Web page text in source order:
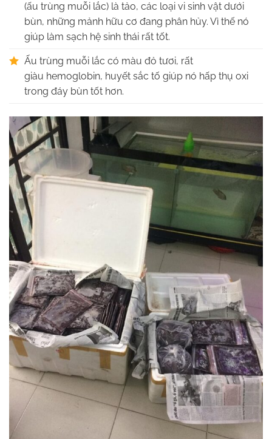
(ấu trùng muỗi lắc) là tảo, các loại vi sinh vật dưới
bùn, những mảnh hữu cơ đang phân hủy. Vì thế nó
giúp làm sạch hệ sinh thái rất tốt.
Ấu trùng muỗi lắc có màu đỏ tươi, rất
giàu hemoglobin, huyết sắc tố giúp nó hấp thụ oxi
trong đáy bùn tốt hơn.